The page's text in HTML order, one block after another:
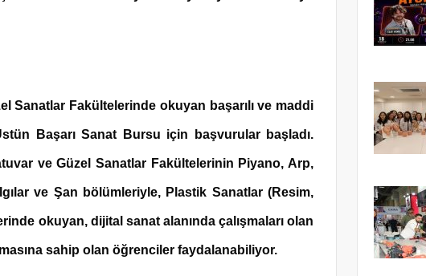
Sanatlar Fakültelerinde okuyan başarılı ve maddi
Başarı Sanat Bursu için başvurular başladı.
ve Güzel Sanatlar Fakültelerinin Piyano, Arp,
ve Şan bölümleriyle, Plastik Sanatlar (Resim,
okuyan, dijital sanat alanında çalışmaları olan
sahip olan öğrenciler faydalanabiliyor.